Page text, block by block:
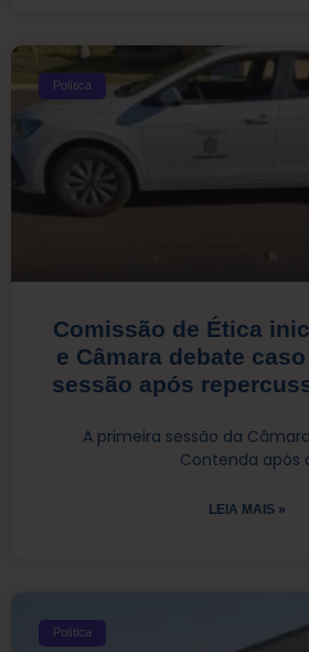
Política
Comissão de Ética
e Câmara debate
sessão após
A primeira sessão da
Contenda após
LEIA MAIS »
Política